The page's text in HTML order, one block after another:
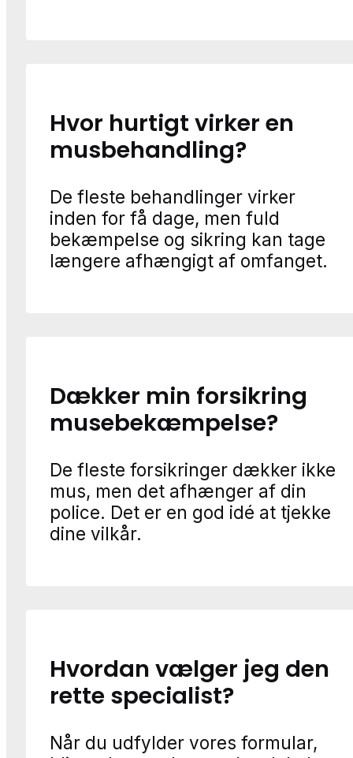
Hvor hurtigt virker en
musbehandling?
De fleste behandlinger virker
inden for få dage, men fuld
bekæmpelse og sikring kan tage
længere afhængigt af omfanget.
Dækker min forsikring
musebekæmpelse?
De fleste forsikringer dækker ikke
mus, men det afhænger af din
police. Det er en god idé at tjekke
dine vilkår.
Hvordan vælger jeg den
rette specialist?
Når du udfylder vores formular,